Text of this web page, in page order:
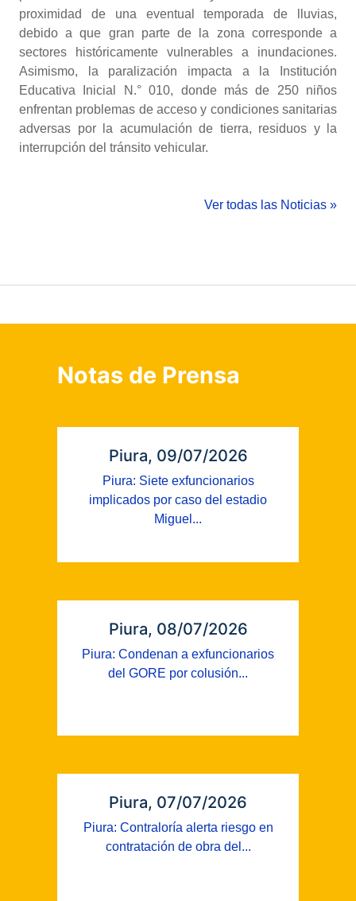
proximidad de una eventual temporada de lluvias,
debido a que gran parte de la zona corresponde a
sectores históricamente vulnerables a inundaciones.
Asimismo, la paralización impacta a la Institución
Educativa Inicial N.° 010, donde más de 250 niños
enfrentan problemas de acceso y condiciones sanitarias
adversas por la acumulación de tierra, residuos y la
interrupción del tránsito vehicular.
Ver todas las Noticias »
Notas de Prensa
Piura, 09/07/2026
Piura: Siete exfuncionarios
implicados por caso del estadio
Miguel...
Piura, 08/07/2026
Piura: Condenan a exfuncionarios
del GORE por colusión...
Piura, 07/07/2026
Piura: Contraloría alerta riesgo en
contratación de obra del...